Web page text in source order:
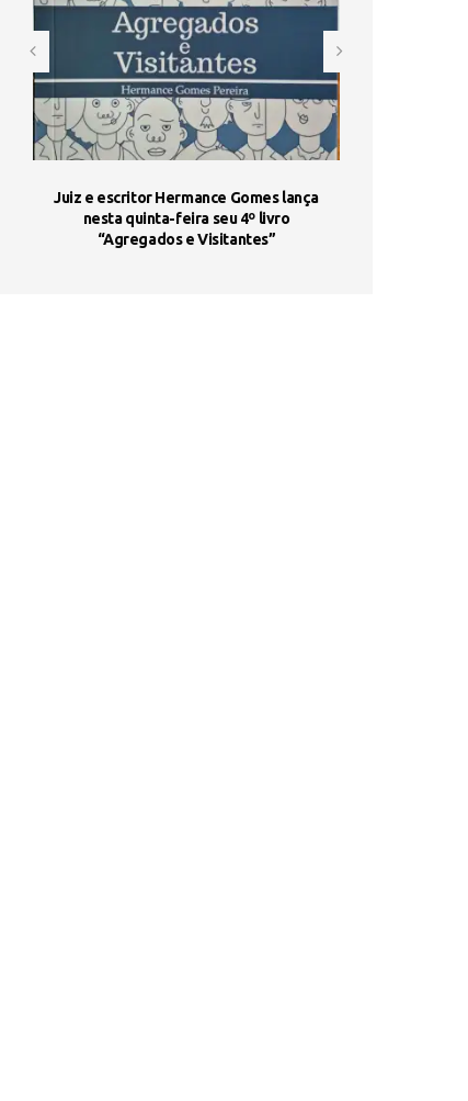
Juiz e escritor Hermance Gomes lança
nesta quinta-feira seu 4º livro
“Agregados e Visitantes”